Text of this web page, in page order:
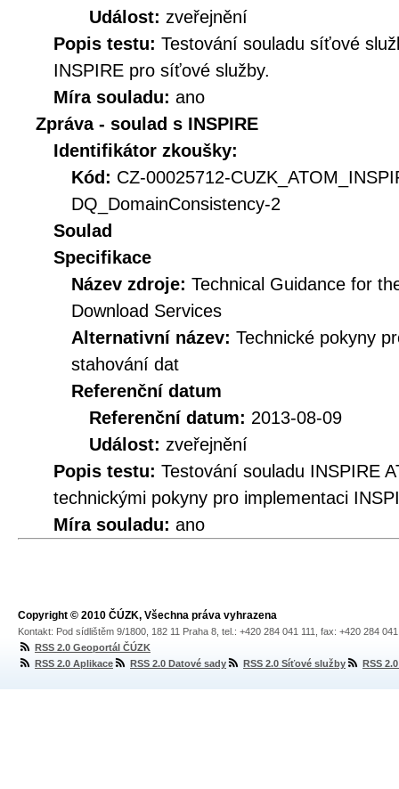
Událost: zveřejnění
Popis testu: Testování souladu síťové
INSPIRE pro síťové služby.
Míra souladu: ano
Zpráva - soulad s INSPIRE
Identifikátor zkoušky:
Kód: CZ-00025712-
DQ_DomainConsistency-2
Soulad
Specifikace
Název zdroje: Technical Guidance for
Download Services
Alternativní název: Technické pokyny
stahování dat
Referenční datum
Referenční datum: 2013-08-09
Událost: zveřejnění
Popis testu: Testování souladu INSPIRE
technickými pokyny pro implementaci
Míra souladu: ano
Copyright © 2010 ČÚZK, Všechna práva vyhrazena
Kontakt: Pod sídlištěm 9/1800, 182 11 Praha 8, tel.: +420 284 041 111, fax: +420 284
RSS 2.0 Geoportál ČÚZK
RSS 2.0 Aplikace
RSS 2.0 Datové sady RSS 2.0 Síťové služby RSS